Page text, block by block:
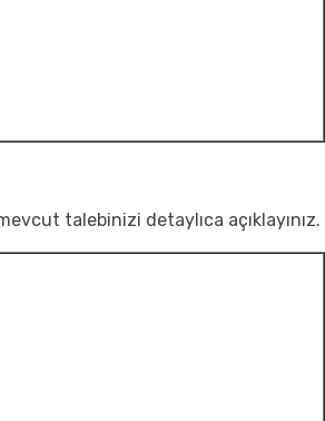
talebinizi detaylıca açıklayınız.